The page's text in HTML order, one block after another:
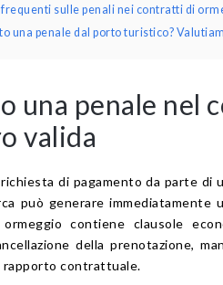
sulle penali nei contratti di
una penale dal porto turistico?
una penale nel
valida
richiesta di pagamento da parte
può generare
contiene clausole
della prenotazione,
rapporto contrattuale.